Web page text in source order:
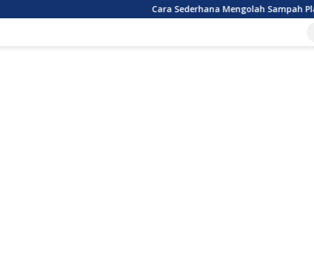
Cara Sederhana Mengolah Sampah Plastik Rumah